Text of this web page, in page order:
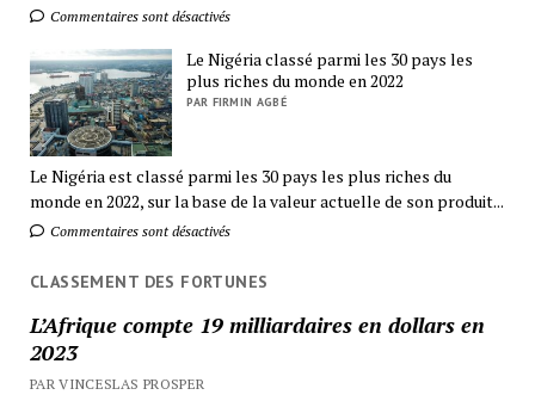
Commentaires sont désactivés
Le Nigéria classé parmi les 30 pays les
plus riches du monde en 2022
PAR FIRMIN AGBÉ
Le Nigéria est classé parmi les 30 pays les plus riches du
monde en 2022, sur la base de la valeur actuelle de son produit...
Commentaires sont désactivés
CLASSEMENT DES FORTUNES
L’Afrique compte 19 milliardaires en dollars en
2023
PAR VINCESLAS PROSPER